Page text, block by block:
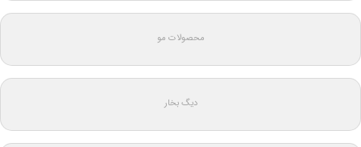
محصولات مو
دیگ بخار